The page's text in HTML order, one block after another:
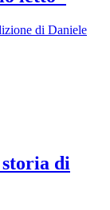
di Daniele
di